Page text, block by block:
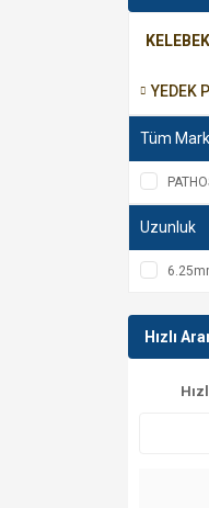
YEDEK
Tüm
Uzunluk
Hızlı